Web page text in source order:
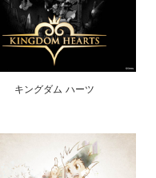
キングダム ハーツ